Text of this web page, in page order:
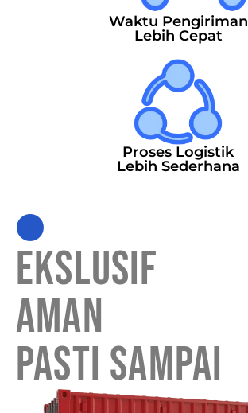
Waktu Pengiriman
Lebih Cepat
Proses Logistik
Lebih Sederhana
EKSLUSIF
AMAN
PASTI SAMPAI